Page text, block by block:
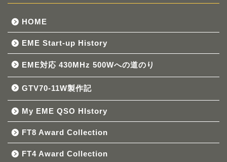
HOME
EME Start-up History
EME対応 430MHz 500Wへの道のり
GTV70-11W製作記
My EME QSO HIstory
FT8 Award Collection
FT4 Award Collection